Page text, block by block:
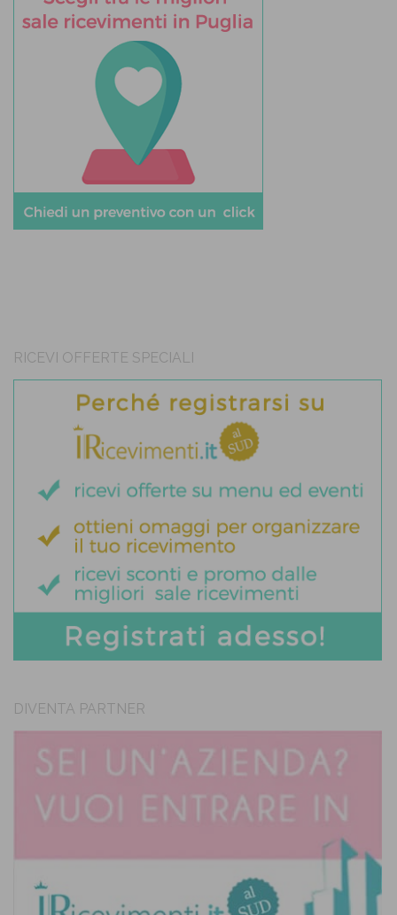
RICEVI OFFERTE SPECIALI
DIVENTA PARTNER